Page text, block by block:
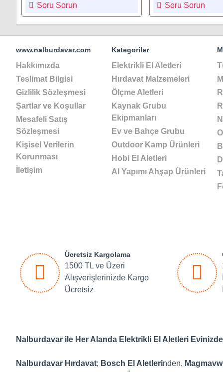
Soru Sorun
Soru Sorun
www.nalburdavar.com
Hakkımızda
Teslimat Bilgisi
Gizlilik Sözleşmesi
Şartlar ve Koşullar
Mesafeli Satış
Sözleşmesi
Kişisel Verilerin
Korunması
İletişim
Kategoriler
Elektrikli El Aletleri
Hırdavat Malzemeleri
Ölçme Aletleri
Kaynak Grubu
Ekipmanları
Ev ve Bahçe Grubu
Outdoor Kamp Ürünleri
Hobi El Aletleri
Al Yapımı Ahşap Ürünleri
Ücretsiz Kargolama
1500 TL ve Üzeri
Alışverişlerinizde Kargo
Ücretsiz
Nalburdavar ile Her Alanda Elektrikli El Aletleri Evinizde
Nalburdavar Hırdavat; Bosch El Aletlerinden,